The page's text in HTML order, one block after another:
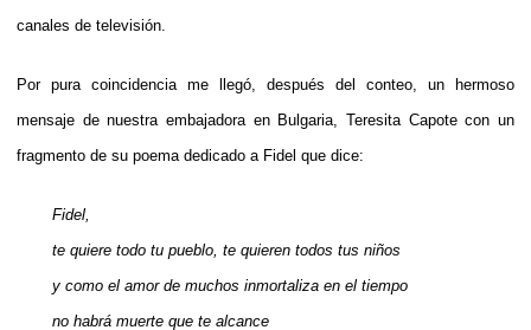
canales de televisión.
Por pura coincidencia me llegó, después del conteo, un hermoso
mensaje de nuestra embajadora en Bulgaria, Teresita Capote con un
fragmento de su poema dedicado a Fidel que dice:
Fidel,
te quiere todo tu pueblo, te quieren todos tus niños
y como el amor de muchos inmortaliza en el tiempo
no habrá muerte que te alcance